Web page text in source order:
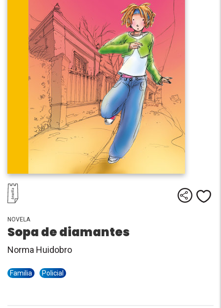
NOVELA
Sopa de diamantes
Norma Huidobro
Familia Policial